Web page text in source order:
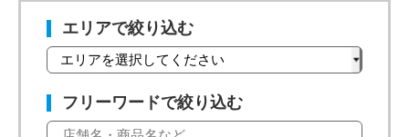
エリアで絞り込む
フリーワードで絞り込む